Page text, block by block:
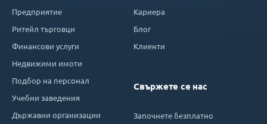
Предприятие
Ритейл търговци
Финансови услуги
Недвижими имоти
Подбор на персонал
Учебни заведения
Държавни организации
Кариера
Блог
Клиенти
Свържете се нас
Започнете безплатно